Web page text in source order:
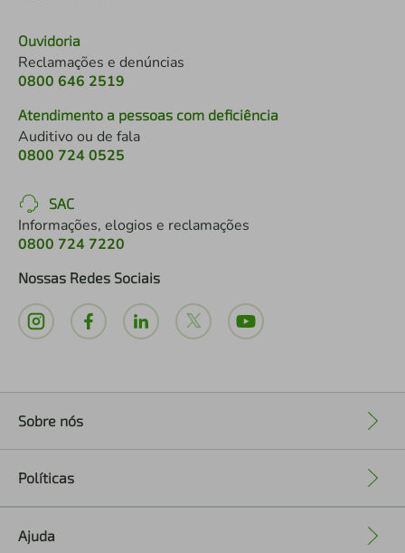
Ouvidoria
Reclamações e denúncias
0800 646 2519
Atendimento a pessoas com deficiência
Auditivo ou de fala
0800 724 0525
SAC
Informações, elogios e reclamações
0800 724 7220
Nossas Redes Sociais
Sobre nós
Políticas
Ajuda